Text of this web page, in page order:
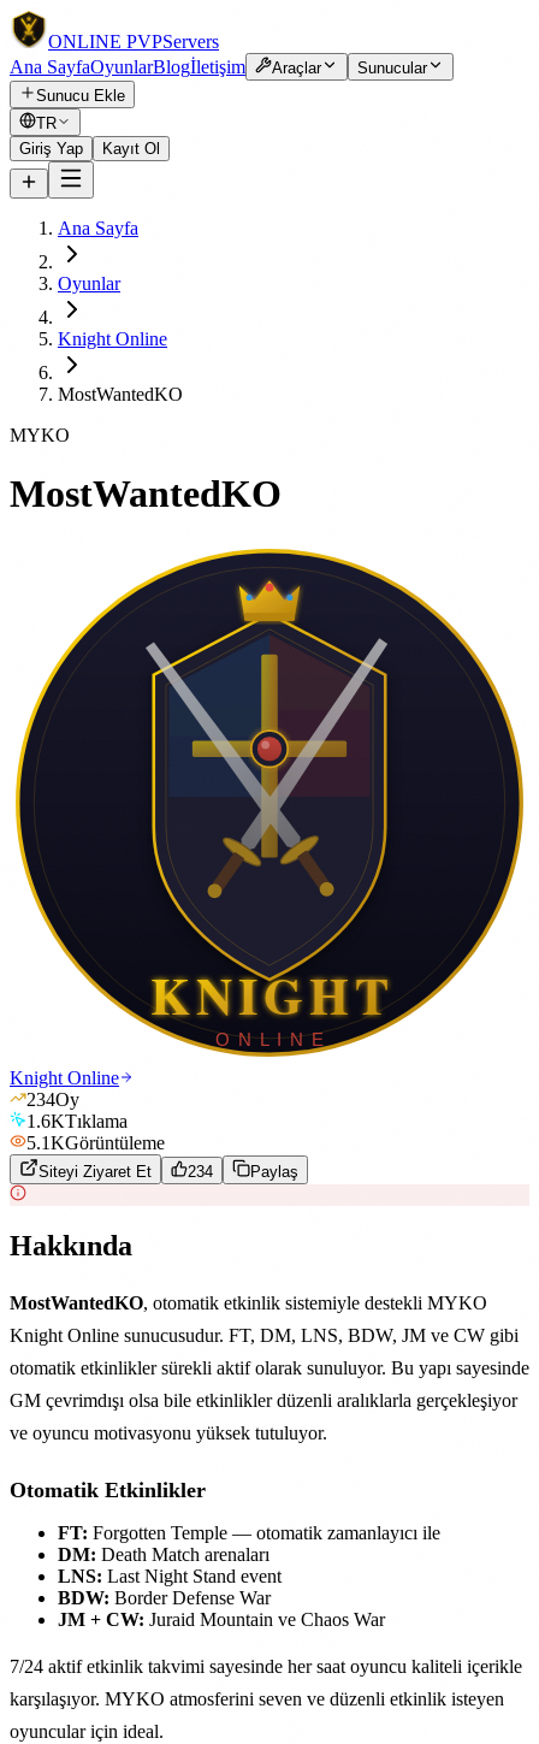
ONLINE PVPServers
Ana SayfaOyunlarBlogİletişim Araçlar
Sunucular
Sunucu Ekle
TR
Giriş Yap
Kayıt Ol
Ana Sayfa
Oyunlar
Knight Online
MostWantedKO
MYKO
MostWantedKO
Knight Online
234Oy
1.6KTıklama
5.1KGörüntüleme
Siteyi Ziyaret Et 234 Paylaş
Hakkında
MostWantedKO, otomatik etkinlik sistemiyle destekli MYKO
Knight Online sunucusudur. FT, DM, LNS, BDW, JM ve CW gibi
otomatik etkinlikler sürekli aktif olarak sunuluyor. Bu yapı sayesinde
GM çevrimdışı olsa bile etkinlikler düzenli aralıklarla gerçekleşiyor
ve oyuncu motivasyonu yüksek tutuluyor.
Otomatik Etkinlikler
FT: Forgotten Temple — otomatik zamanlayıcı ile
DM: Death Match arenaları
LNS: Last Night Stand event
BDW: Border Defense War
JM + CW: Juraid Mountain ve Chaos War
7/24 aktif etkinlik takvimi sayesinde her saat oyuncu kaliteli içerikle
karşılaşıyor. MYKO atmosferini seven ve düzenli etkinlik isteyen
oyuncular için ideal.